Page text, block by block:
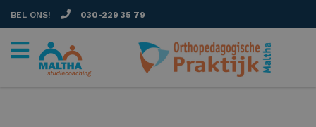
BEL ONS! 030-229 35 79